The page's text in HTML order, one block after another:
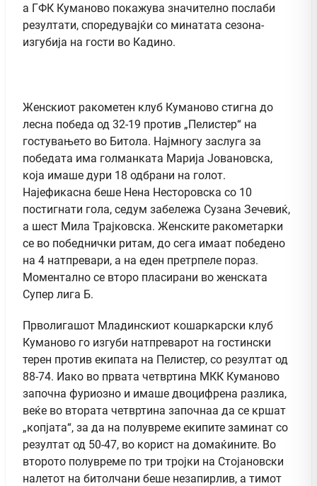
а ГФК Куманово покажува значително послаби
резултати, споредувајќи со минатата сезона-
изгубија на гости во Кадино.
Женскиот ракометен клуб Куманово стигна до
лесна победа од 32-19 против „Пелистер“ на
гостувањето во Битола. Најмногу заслуга за
победата има голманката Марија Јовановска,
која имаше дури 18 одбрани на голот.
Најефикасна беше Нена Несторовска со 10
постигнати гола, седум забележа Сузана Зечевиќ,
а шест Мила Трајковска. Женските ракометарки
се во победнички ритам, до сега имаат победено
на 4 натпревари, а на еден претрпеле пораз.
Моментално се второ пласирани во женската
Супер лига Б.
Прволигашот Младинскиот кошаркарски клуб
Куманово го изгуби натпреварот на гостински
терен против екипата на Пелистер, со резултат од
88-74. Иако во првата четвртина МКК Куманово
започна фуриозно и имаше двоцифрена разлика,
веќе во втората четвртина започнаа да се кршат
„копјата“, за да на полувреме екипите заминат со
резултат од 50-47, во корист на домаќините. Во
второто полувреме по три тројки на Стојановски
налетот на битолчани беше незапирлив, а тимот